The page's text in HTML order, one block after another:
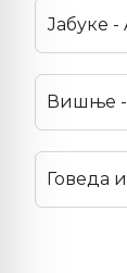
Јабуке -
Вишње -
Говеда